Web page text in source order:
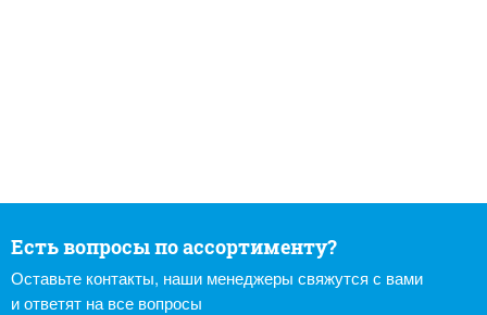
Есть вопросы по ассортименту?
Оставьте контакты, наши менеджеры свяжутся с вами
и ответят на все вопросы